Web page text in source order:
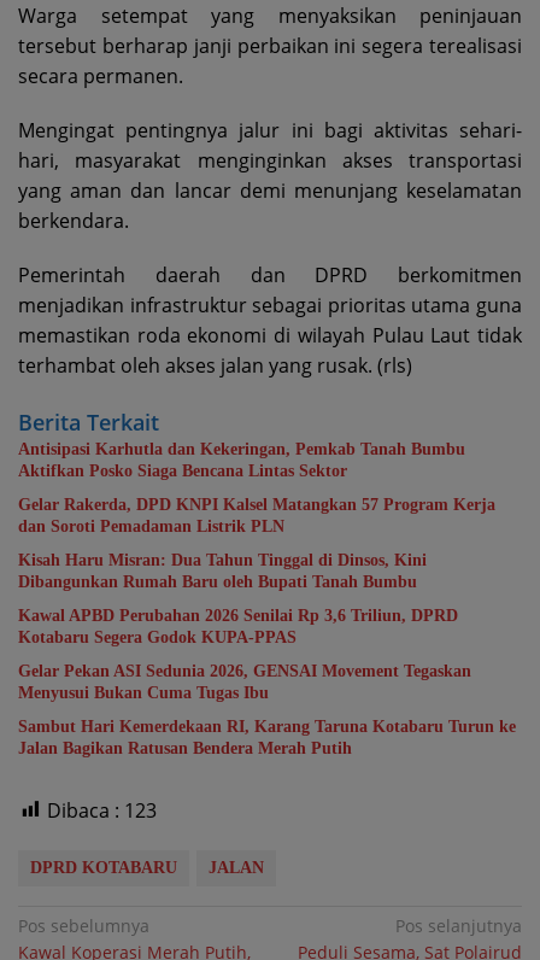
Warga setempat yang menyaksikan peninjauan
tersebut berharap janji perbaikan ini segera terealisasi
secara permanen.
Mengingat pentingnya jalur ini bagi aktivitas sehari-
hari, masyarakat menginginkan akses transportasi
yang aman dan lancar demi menunjang keselamatan
berkendara.
Pemerintah daerah dan DPRD berkomitmen
menjadikan infrastruktur sebagai prioritas utama guna
memastikan roda ekonomi di wilayah Pulau Laut tidak
terhambat oleh akses jalan yang rusak. (rls)
Berita Terkait
Antisipasi Karhutla dan Kekeringan, Pemkab Tanah Bumbu
Aktifkan Posko Siaga Bencana Lintas Sektor
Gelar Rakerda, DPD KNPI Kalsel Matangkan 57 Program Kerja
dan Soroti Pemadaman Listrik PLN
Kisah Haru Misran: Dua Tahun Tinggal di Dinsos, Kini
Dibangunkan Rumah Baru oleh Bupati Tanah Bumbu
Kawal APBD Perubahan 2026 Senilai Rp 3,6 Triliun, DPRD
Kotabaru Segera Godok KUPA-PPAS
Gelar Pekan ASI Sedunia 2026, GENSAI Movement Tegaskan
Menyusui Bukan Cuma Tugas Ibu
Sambut Hari Kemerdekaan RI, Karang Taruna Kotabaru Turun ke
Jalan Bagikan Ratusan Bendera Merah Putih
Dibaca : 123
DPRD KOTABARU JALAN
Navigasi
Pos sebelumnya
Kawal Koperasi Merah Putih,
Pos selanjutnya
Peduli Sesama, Sat Polairud